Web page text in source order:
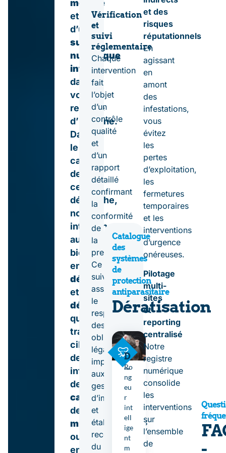
mesure
et
d’un
suivi
numérique
intégré
dans
votre
registre
d’hygiène.
Dans
le
cadre
de
cette
démarche,
nous
intervenons
aussi
bien
en
dératisation
et
désourisation
qu’en
traitement
ciblé
des
infestations
de
cafard,
de
mites,
ou
encore
Vérification
et
suivi
réglementaire
Chaque
intervention
fait
l’objet
d’un
contrôle
qualité
et
d’un
rapport
détaillé
confirmant
la
conformité
de
la
prestation.
Ce
suivi
assure
le
respect
des
obligations
légales
imposées
aux
gestionnaires
d’immeubles
et
établissements
recevant
du
Catalogue
des
systèmes
de
protection
antiparasitaire
Dératisation
D
é
r
a
ti
s
a
ti
o
n
Ro
ng
eu
r
int
ell
ige
nt
m
et des
risques
réputationnels
En
agissant
en
amont
des
infestations,
vous
évitez
les
pertes
d’exploitation,
les
fermetures
temporaires
et les
interventions
d’urgence
onéreuses.
Pilotage
multi-
sites
et
reporting
centralisé
Notre
registre
numérique
consolide
les
interventions
sur
l’ensemble
de
-